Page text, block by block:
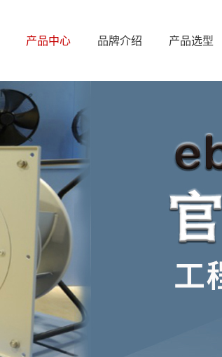
产品中心 品牌介绍 产品选型